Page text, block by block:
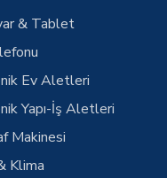
& Tablet
Ev Aletleri
Yapı-İş Aletleri
Makinesi
Klima